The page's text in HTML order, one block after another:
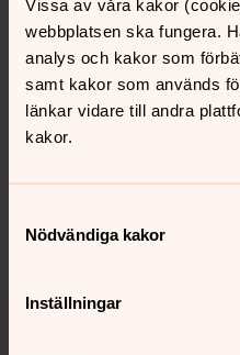
Vissa av våra kakor
webbplatsen ska fungera.
analys och kakor som
samt kakor som används
länkar vidare till andra
kakor.
Nödvändiga kakor
Inställningar
Senast ändrad 3 mars 2026
Synpunkter eller
Dela
Tillbaka till toppen
Tillbaka till innehållet